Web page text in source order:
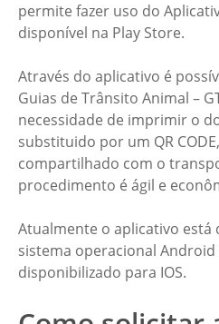
permite fazer uso do
disponível na Play Store.
Através do aplicativo é
Guias de Trânsito Animal –
necessidade de imprimir o
substituido por um QR
compartilhado com o
procedimento é ágil e
Atualmente o aplicativo está
sistema operacional Android
disponibilizado para IOS.